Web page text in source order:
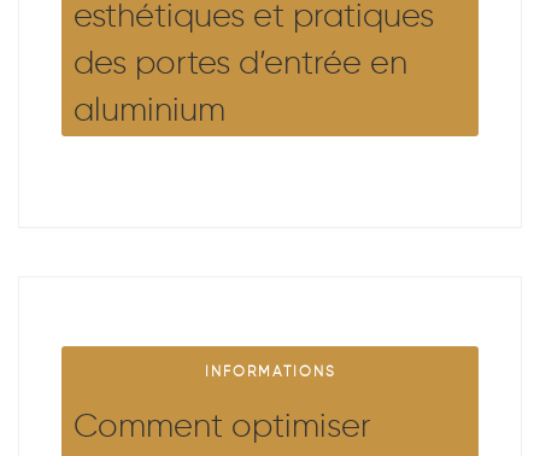
esthétiques et pratiques
des portes d’entrée en
aluminium
INFORMATIONS
Comment optimiser